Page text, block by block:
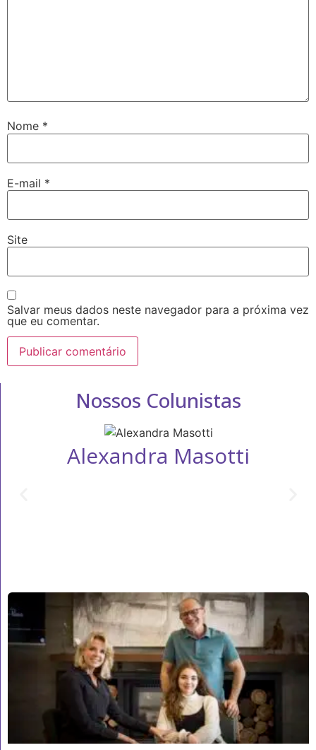
Nome *
E-mail *
Site
Salvar meus dados neste navegador para a próxima vez
que eu comentar.
Nossos Colunistas
Alexandra Masotti